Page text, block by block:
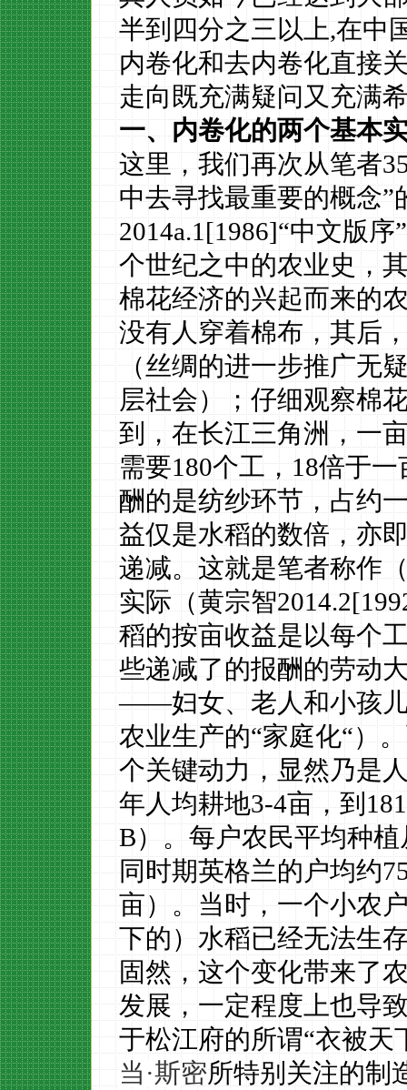
半到四分之三以上,在中
内卷化和去内卷化直接
走向既充满疑问又充满
一、内卷化的两个基本
这里，我们再次从笔者
中去寻找最重要的概念
2014a.1[1986]“中文版序
个世纪之中的农业史，
棉花经济的兴起而来的
没有人穿着棉布，其后
（丝绸的进一步推广无
层社会）；仔细观察棉
到，在长江三角洲，一
需要180个工，18倍于
酬的是纺纱环节，占约
益仅是水稻的数倍，亦
递减。这就是笔者称作
实际（黄宗智
稻的按亩收益是以每个
些递减了的报酬的劳动
——妇女、老人和小孩
农业生产的“家庭化“）
个关键动力，显然乃是
年人均耕地3-4亩，到
B）。每户农民平均种
同时期英格兰的户均约
亩）。当时，一个小农
下的）水稻已经无法生
固然，这个变化带来了
发展，一定程度上也导
于松江府的所谓“衣被天
当 ·斯密所特别关注的制